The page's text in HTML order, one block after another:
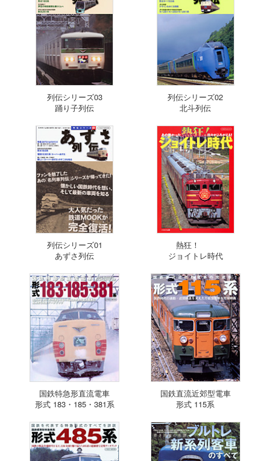
列伝シリーズ03
踊り子列伝
列伝シリーズ02
北斗列伝
列伝シリーズ01
あずさ列伝
熱狂！
ジョイトレ時代
国鉄特急形直流電車
形式 183・185・381系
国鉄直流近郊型電車
形式 115系